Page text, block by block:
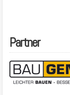
Partner